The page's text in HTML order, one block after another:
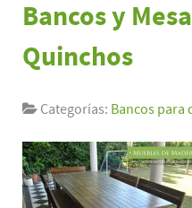
Bancos y
Quinchos
Categorías: Bancos para